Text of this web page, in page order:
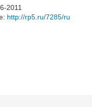
2011
http://rp5.ru/7285/ru